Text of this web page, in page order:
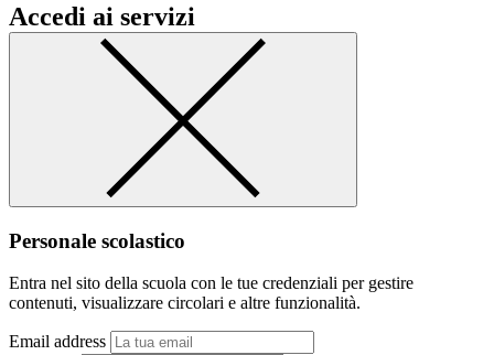
Accedi ai servizi
Personale scolastico
Entra nel sito della scuola con le tue credenziali per gestire
contenuti, visualizzare circolari e altre funzionalità.
Email address